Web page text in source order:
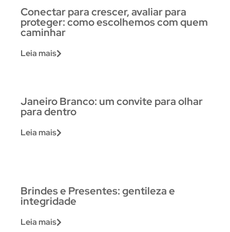
Conectar para crescer, avaliar para
proteger: como escolhemos com quem
caminhar
Leia mais
Janeiro Branco: um convite para olhar
para dentro
Leia mais
Brindes e Presentes: gentileza e
integridade
Leia mais